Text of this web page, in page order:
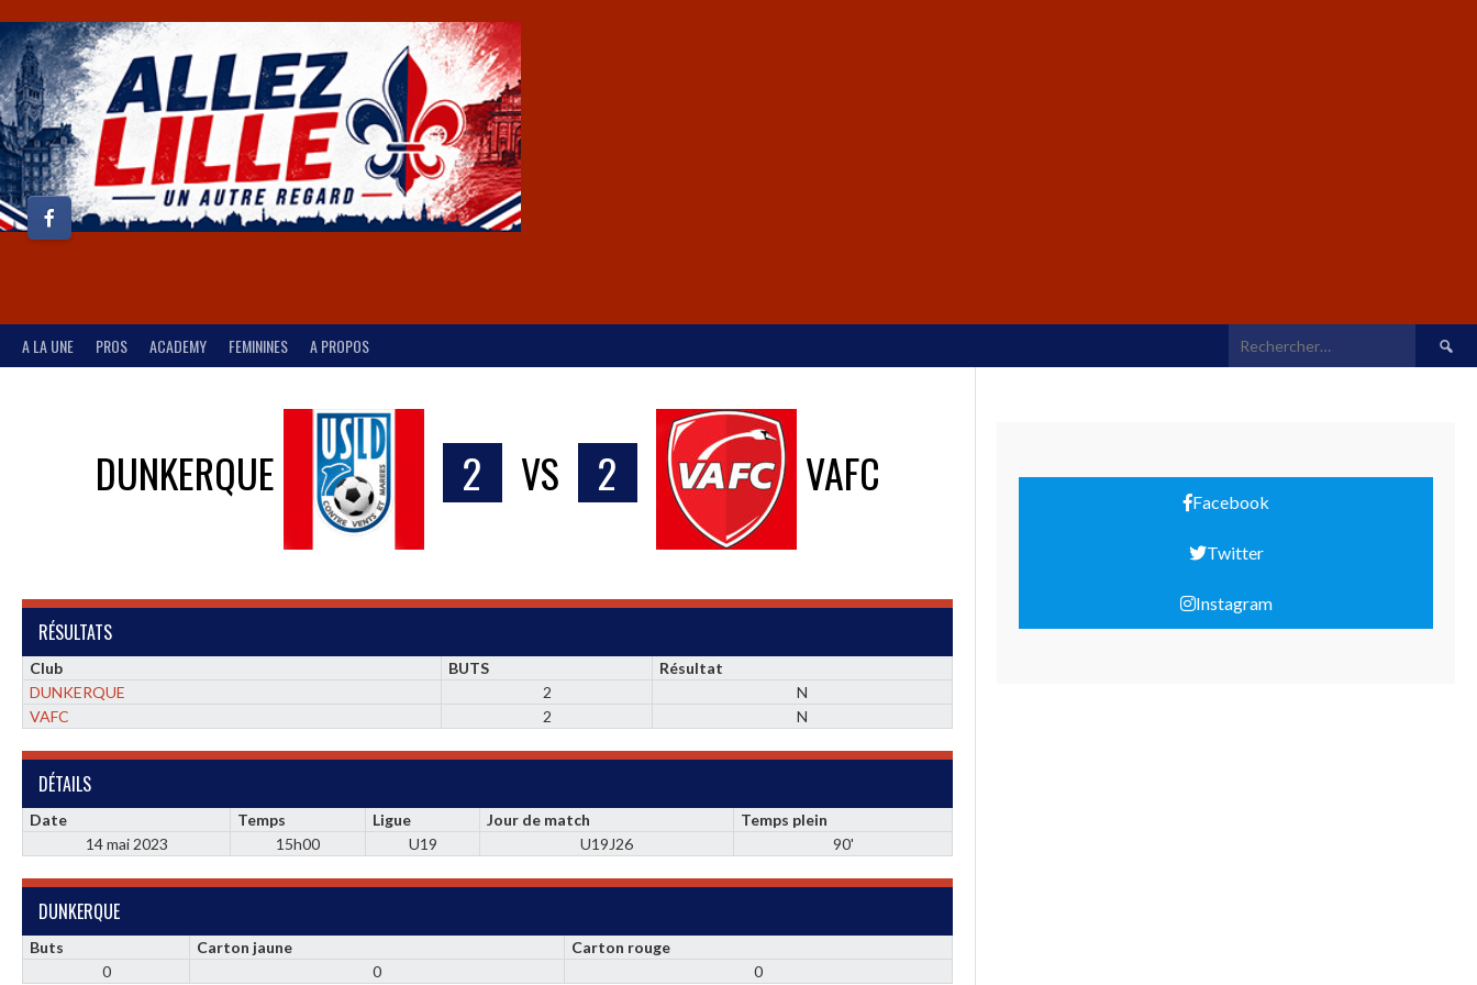
A LA UNE PROS ACADEMY FEMININES A PROPOS
DUNKERQUE 2 VS 2 VAFC
RÉSULTATS
Club BUTS
Résultat
DUNKERQUE
2
N
VAFC
2 N
DÉTAILS
Date Temps Ligue Jour de match
Temps plein
14 mai 2023
15h00 U19 U19J26 90'
DUNKERQUE
Buts Carton jaune
Carton rouge
0
0 0
Facebook
Twitter
Instagram